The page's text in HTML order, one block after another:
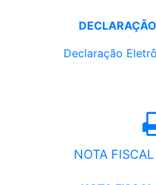
Declaração
NOTA